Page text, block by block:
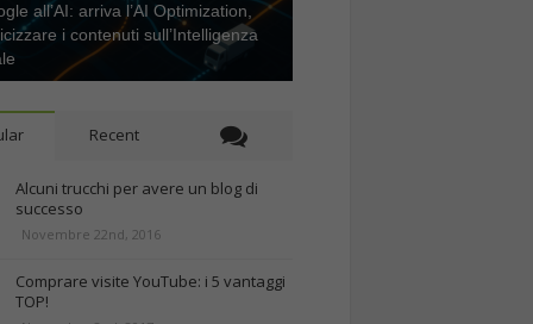
all’AI: arriva l’AI Optimization,
i contenuti sull’Intelligenza
Recent
Alcuni trucchi per avere un blog di
successo
Novembre 22nd, 2016
Comprare visite YouTube: i 5 vantaggi
TOP!